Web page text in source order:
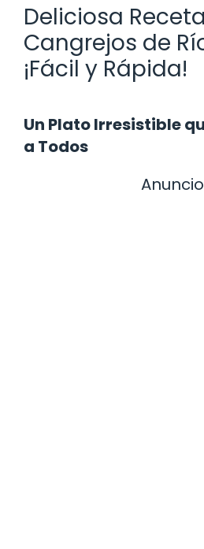
Deliciosa
Cangrejos de
¡Fácil y Rápida!
Un Plato Irresistible
a Todos